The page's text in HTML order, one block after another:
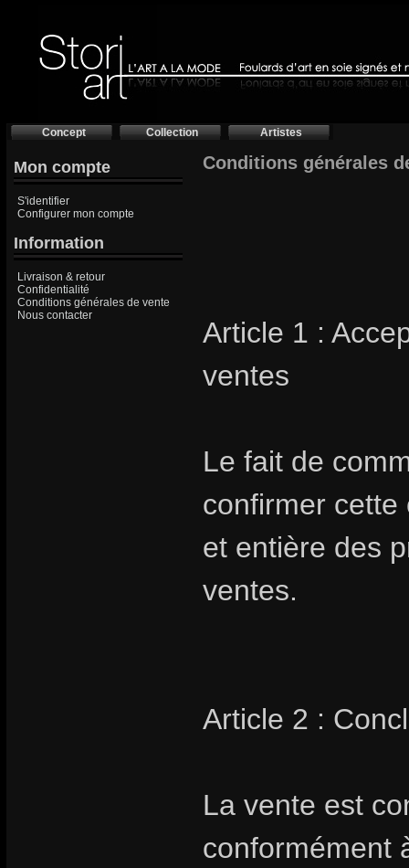
Concept Collection Artistes
Mon compte
S'identifier
Configurer mon compte
Information
Livraison & retour
Confidentialité
Conditions générales de vente
Nous contacter
Conditions générales
Article 1 :
ventes
Le fait de
confirmer cette
et entière des
ventes.
Article 2 :
La vente est
conformément